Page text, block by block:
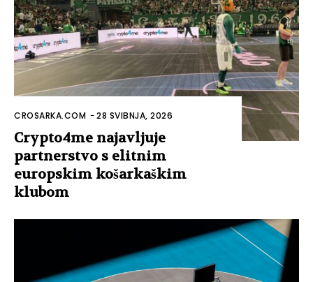
CROSARKA.COM -28 SVIBNJA, 2026
Crypto4me najavljuje
partnerstvo s elitnim
europskim košarkaškim
klubom